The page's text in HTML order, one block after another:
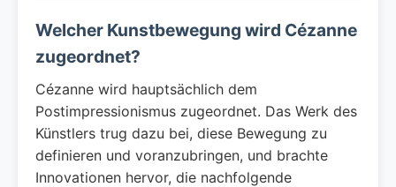
Welcher Kunstbewegung wird Cézanne
zugeordnet?
Cézanne wird hauptsächlich dem
Postimpressionismus zugeordnet. Das Werk des
Künstlers trug dazu bei, diese Bewegung zu
definieren und voranzubringen, und brachte
Innovationen hervor, die nachfolgende